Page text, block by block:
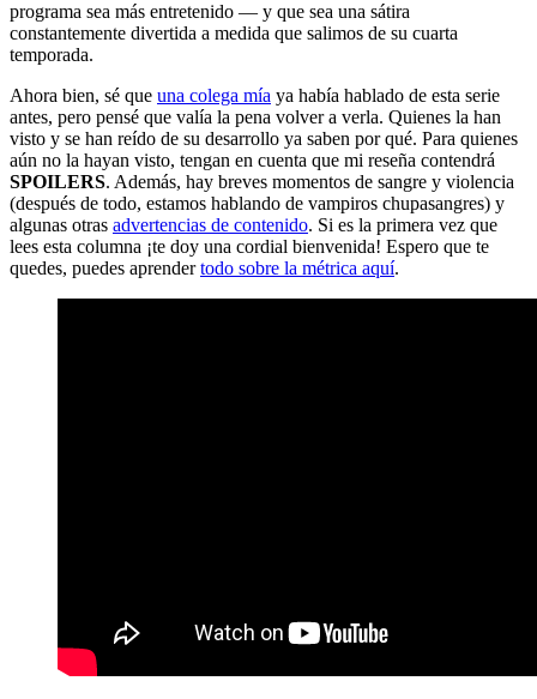
programa sea más entretenido — y que sea una sátira
constantemente divertida a medida que salimos de su cuarta
temporada.
Ahora bien, sé que una colega mía ya había hablado de esta serie
antes, pero pensé que valía la pena volver a verla. Quienes la han
visto y se han reído de su desarrollo ya saben por qué. Para quienes
aún no la hayan visto, tengan en cuenta que mi reseña contendrá
SPOILERS. Además, hay breves momentos de sangre y violencia
(después de todo, estamos hablando de vampiros chupasangres) y
algunas otras advertencias de contenido. Si es la primera vez que
lees esta columna ¡te doy una cordial bienvenida! Espero que te
quedes, puedes aprendertodo sobre la métrica aquí.